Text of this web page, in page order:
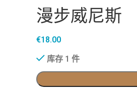
漫步威尼斯
€18.00
库存 1 件